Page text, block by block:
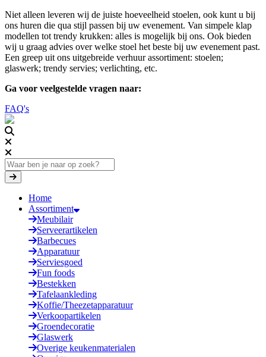
Niet alleen leveren wij de juiste hoeveelheid stoelen, ook kunt u bij
ons huren die qua stijl passen bij uw evenement. Van simpele klap
modellen tot trendy krukken: alles is mogelijk bij ons. Ook bieden
wij u graag advies over welke stoel het beste bij uw evenement past.
Een greep uit ons uitgebreide verhuur assortiment: stoelen;
glaswerk; trendy servies; verlichting, etc.
Ga voor veelgestelde vragen naar:
FAQ's
Home
Assortiment
Meubilair
Serveerartikelen
Barbecues
Apparatuur
Serviesgoed
Fun foods
Bestekken
Tafelaankleding
Koffie/Theezetapparatuur
Verkoopartikelen
Groendecoratie
Glaswerk
Overige keukenmaterialen